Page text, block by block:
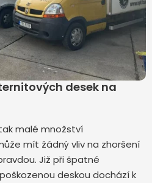
desek na
malé množství
mít žádný vliv na zhoršení
Již při špatné
deskou dochází k